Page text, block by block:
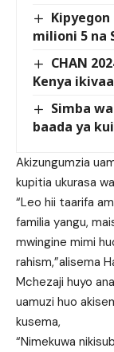
milioni 5 na
CHAN
Kenya
Simba
baada ya
Akizungumzia
kupitia ukurasa
“Leo hii taarifa
familia yangu,
mwingine mimi
rahism,”alisema
Mchezaji huyo
uamuzi huo
kusema,
“Nimekuwa